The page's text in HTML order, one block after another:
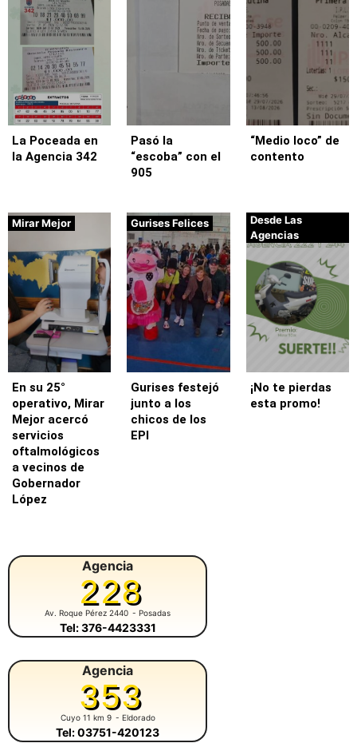
La Poceada en
la Agencia 342
Pasó la
“escoba” con el
905
“Medio loco” de
contento
Mirar Mejor
En su 25°
operativo, Mirar
Mejor acercó
servicios
oftalmológicos
a vecinos de
Gobernador
López
Gurises Felices
Gurises festejó
junto a los
chicos de los
EPI
Desde Las
Agencias
¡No te pierdas
esta promo!
Agencia
228
Av. Roque Pérez 2440 - Posadas
Tel: 376-4423331
Agencia
353
Cuyo 11 km 9 - Eldorado
Tel: 03751-420123